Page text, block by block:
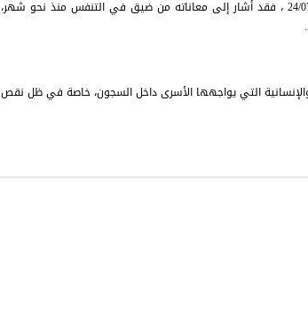
أما الأسير القاصر تيسير قاسم (17 عاماً) من مدينة نابلس، والمعتقل منذ 24/07/2025 ، فقد أشار إلى معاناته من ضيق في التنفس منذ نحو شهر،
التي يواجهها الأسرى داخل السجون، خاصة في ظل نقص